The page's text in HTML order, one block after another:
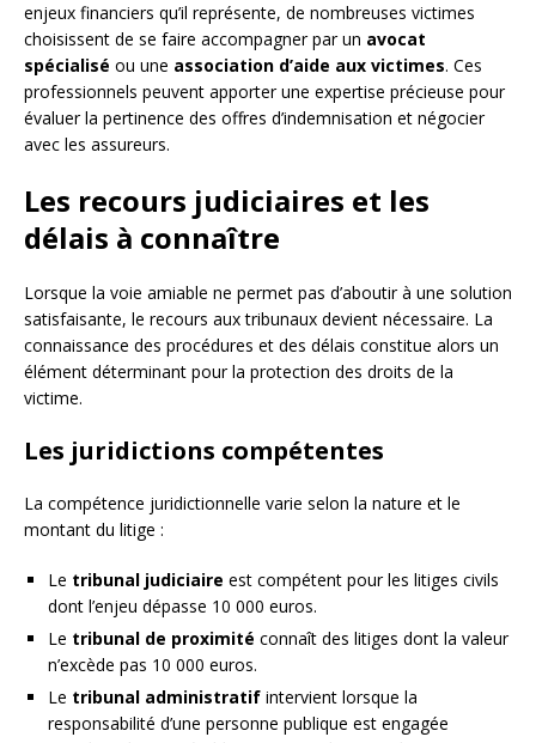
enjeux financiers qu’il représente, de nombreuses victimes
choisissent de se faire accompagner par un avocat
spécialisé ou une association d’aide aux victimes. Ces
professionnels peuvent apporter une expertise précieuse pour
évaluer la pertinence des offres d’indemnisation et négocier
avec les assureurs.
Les recours judiciaires et les
délais à connaître
Lorsque la voie amiable ne permet pas d’aboutir à une solution
satisfaisante, le recours aux tribunaux devient nécessaire. La
connaissance des procédures et des délais constitue alors un
élément déterminant pour la protection des droits de la
victime.
Les juridictions compétentes
La compétence juridictionnelle varie selon la nature et le
montant du litige :
Le tribunal judiciaire est compétent pour les litiges civils
dont l’enjeu dépasse 10 000 euros.
Le tribunal de proximité connaît des litiges dont la valeur
n’excède pas 10 000 euros.
Le tribunal administratif intervient lorsque la
responsabilité d’une personne publique est engagée